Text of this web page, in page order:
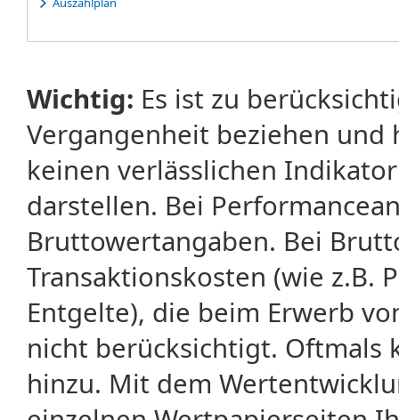
Wichtig: Es ist zu
Vergangenheit beziehen
keinen verlässlichen
darstellen. Bei
Bruttowertangaben. Bei
Transaktionskosten (wie z.B.
Entgelte), die beim Erwerb
nicht berücksichtigt. Oftmals
hinzu. Mit dem